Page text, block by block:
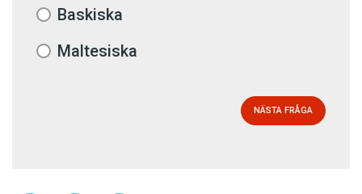
Baskiska
Maltesiska
NÄSTA FRÅGA